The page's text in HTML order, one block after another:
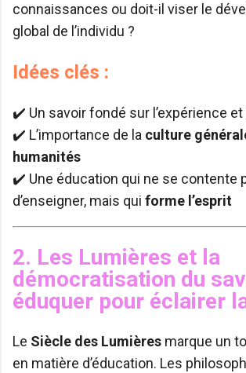
connaissances ou doit-il viser le
global de l’individu ?
Idées clés :
✔️ Un savoir fondé sur l’expérience et
✔️ L’importance de la culture
humanités
✔️ Une éducation qui ne se contente
d’enseigner, mais qui forme l’esprit
2. Les Lumières et la
démocratisation du
éduquer pour éclairer
Le Siècle des Lumières marque un
en matière d’éducation. Les